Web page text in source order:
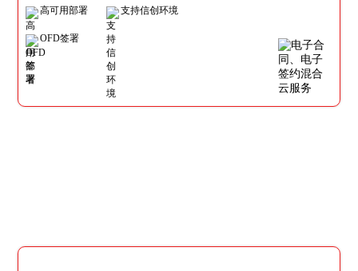
高可用部署 支持信创环境
OFD签署